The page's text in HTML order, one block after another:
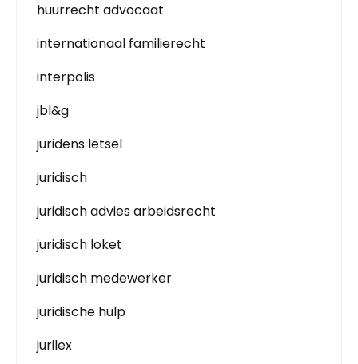
huurrecht advocaat
internationaal familierecht
interpolis
jbl&g
juridens letsel
juridisch
juridisch advies arbeidsrecht
juridisch loket
juridisch medewerker
juridische hulp
jurilex